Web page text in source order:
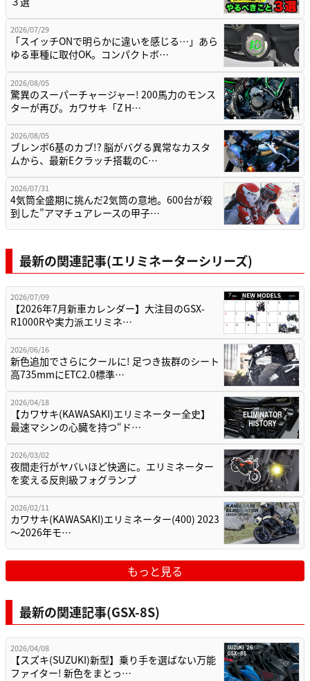
2026/07/29
「スイッチONで明らかに違いを感じる…」あら
ゆる車種に取付OK。コンパクトボ…
2026/08/05
驚異のスーパーチャージャー! 200馬力のモンス
ターが再び。カワサキ「Z H…
2026/08/05
ブレンボ6基のカブ!? 脳がバグる異常なカスタ
ムから、最新Eクラッチ搭載のC…
2026/07/31
4気筒全盛期に挑んだ2気筒の意地。600台が殺
到した”アマチュアレースの甲子…
最新の関連記事(エリミネーターシリーズ)
2026/07/09
【2026年7月新車カレンダー】大注目のGSX-
R1000Rや実力派エリミネ…
2026/06/16
新色追加でさらにクールに! 足つき抜群のシート
高735mmにETC2.0標準…
2026/04/18
【カワサキ(KAWASAKI)エリミネーター全史】
最速マシンの心臓を持つ“ド…
2026/03/02
夜間走行がヤバいほど快適に。エリミネーター
を変える反則級フォグランプ
2026/02/11
カワサキ(KAWASAKI)エリミネーター(400) 2023
～2026年モ…
もっと見る
最新の関連記事(GSX-8S)
2026/04/08
【スズキ(SUZUKI)新型】乗り手を選ばない万能
ファイター! 新色をまとっ…